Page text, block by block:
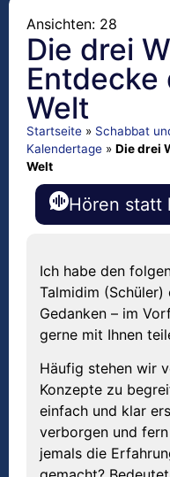
Ansichten: 28
Die drei
Entdecke
Welt
Startseite » Schabbat
Kalendertage » Die drei
Welt
Hören statt
Ich habe den
Talmidim
Gedanken – im
gerne mit Ihnen
Häufig stehen wir
Konzepte zu
einfach und klar
verborgen und
jemals die